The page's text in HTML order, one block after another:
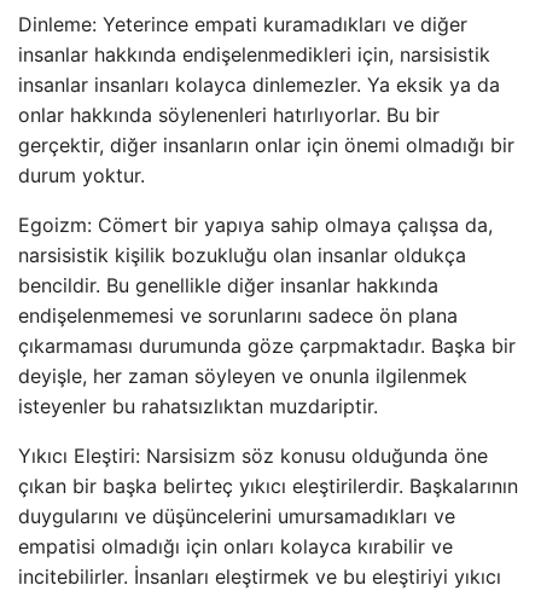
Dinleme: Yeterince empati kuramadıkları ve diğer
insanlar hakkında endişelenmedikleri için, narsisistik
insanlar insanları kolayca dinlemezler. Ya eksik ya da
onlar hakkında söylenenleri hatırlıyorlar. Bu bir
gerçektir, diğer insanların onlar için önemi olmadığı bir
durum yoktur.
Egoizm: Cömert bir yapıya sahip olmaya çalışsa da,
narsisistik kişilik bozukluğu olan insanlar oldukça
bencildir. Bu genellikle diğer insanlar hakkında
endişelenmemesi ve sorunlarını sadece ön plana
çıkarmaması durumunda göze çarpmaktadır. Başka bir
deyişle, her zaman söyleyen ve onunla ilgilenmek
isteyenler bu rahatsızlıktan muzdariptir.
Yıkıcı Eleştiri: Narsisizm söz konusu olduğunda öne
çıkan bir başka belirteç yıkıcı eleştirilerdir. Başkalarının
duygularını ve düşüncelerini umursamadıkları ve
empatisi olmadığı için onları kolayca kırabilir ve
incitebilirler. İnsanları eleştirmek ve bu eleştiriyi yıkıcı